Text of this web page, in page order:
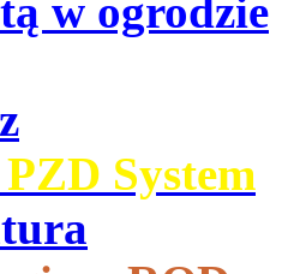
w ogrodzie
System